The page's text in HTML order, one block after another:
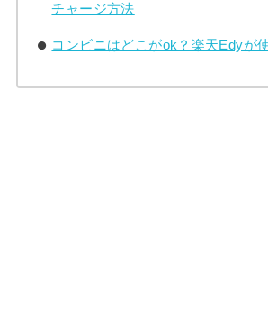
チャージ方法
コンビニはどこがok？楽天Edyが